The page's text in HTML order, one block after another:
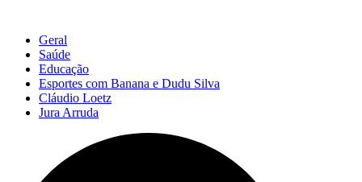
Geral
Saúde
Educação
Esportes com Banana e Dudu Silva
Cláudio Loetz
Jura Arruda